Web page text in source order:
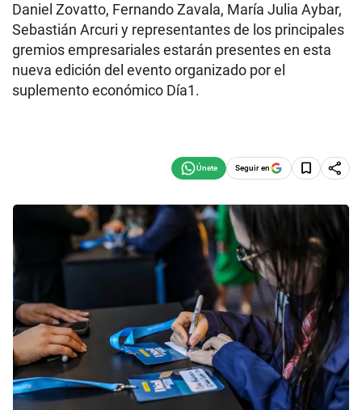
Daniel Zovatto, Fernando Zavala, María Julia Aybar,
Sebastián Arcuri y representantes de los principales
gremios empresariales estarán presentes en esta
nueva edición del evento organizado por el
suplemento económico Día1.
Seguir en